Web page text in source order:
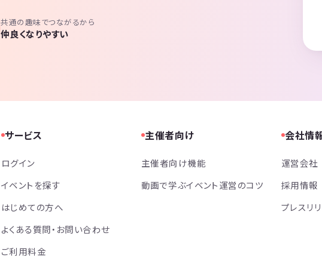
共通の趣味でつながるから
仲良くなりやすい
サービス
ログイン
イベントを探す
はじめての方へ
よくある質問・お問い合わせ
ご利用料金
主催者向け
主催者向け機能
動画で学ぶイベント運営のコツ
会社情
運営会社
採用情報
プレスリ